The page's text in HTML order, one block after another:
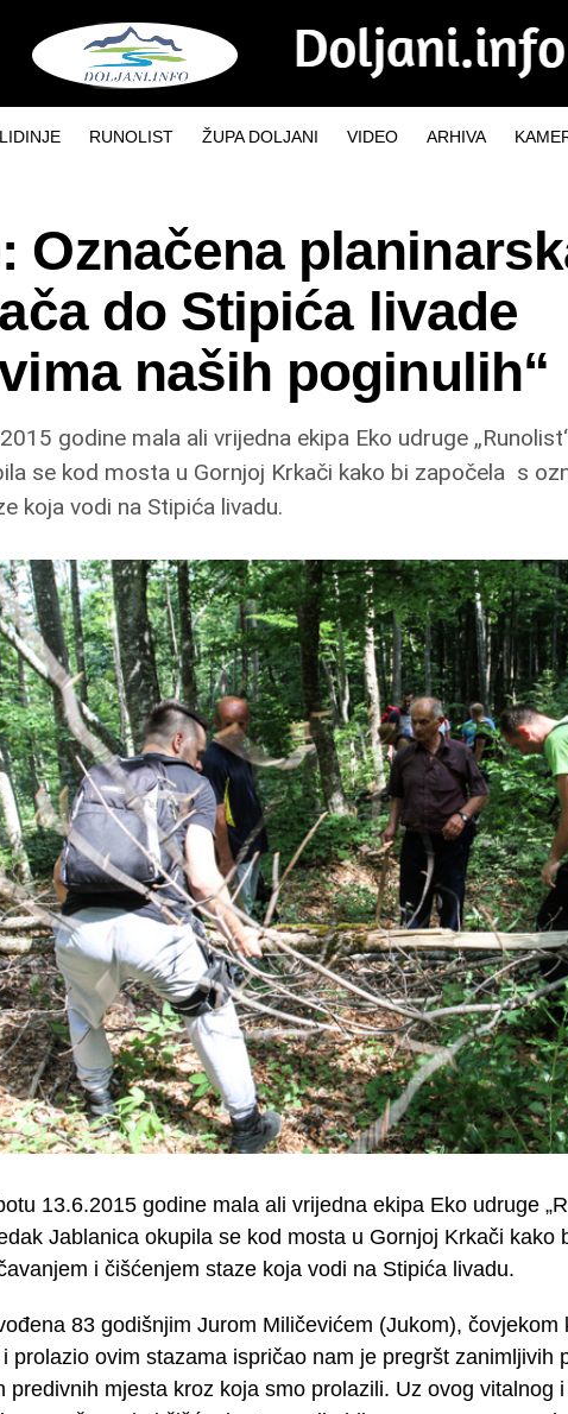
RUNOLIST ŽUPA DOLJANI VIDEO ARHIVA
Označena
do Stipića livade
naših poginulih“
godine mala ali vrijedna ekipa Eko udruge
se kod mosta u Gornjoj Krkači kako bi započela s
koja vodi na Stipića livadu.
13.6.2015 godine mala ali vrijedna ekipa Eko udruge
Jablanica okupila se kod mosta u Gornjoj Krkači kako
i čišćenjem staze koja vodi na Stipića livadu.
83 godišnjim Jurom Miličevićem (Jukom), čovjekom
prolazio ovim stazama ispričao nam je pregršt zanimljivih
predivnih mjesta kroz koja smo prolazili. Uz ovog vitalnog